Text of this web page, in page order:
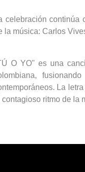
celebración continúa
la música: Carlos
O YO" es una
La
contagioso ritmo de la